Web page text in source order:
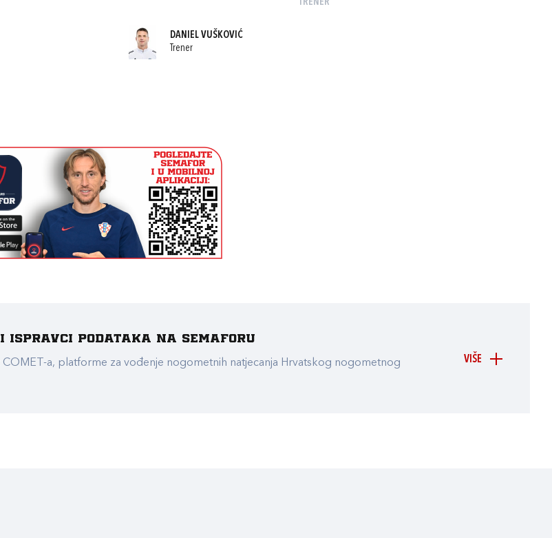
TRENER
DANIEL VUŠKOVIĆ
Trener
VIŠE
podataka na Semaforu
a, platforme za vođenje nogometnih natjecanja Hrvatskog nogometnog